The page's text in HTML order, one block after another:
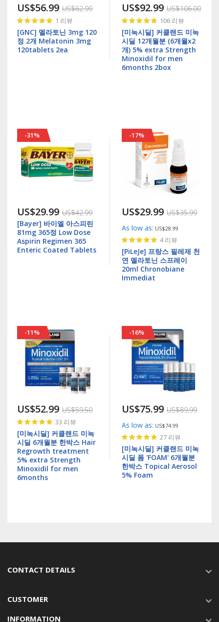
US$56.99 US$62.99
Rating:
100%
1 리뷰
[GNC] 멜라토닌 3mg 120
정 2개 Melatonin 3mg
120tablets 2ea
US$92.99 US$106.00
Rating:
99%
106 리뷰
[미녹시딜] 커클랜드 미녹
시딜 12개월분 (6개월x2
개) 5% extra Strength
Minoxidil for men
6months 2box
-31%
US$29.99 US$42.99
[Bayer] 바이엘 아스피린
81mg 365정 Low Dose
Aspirin Regimen 365
Enteric Coated Tablets
-17%
US$29.99 US$35.99
As low as US$28.99
Rating:
97%
4리뷰
[PiLeJe] 프랑스 필레제 천
연 멜라토닌 스프레이
20ml Chronobiane
Immediat
-11%
US$52.99 US$59.50
Rating:
100%
33 리뷰
[미녹시딜] 커클랜드 미녹
시딜 6개월분 한박스 Hair
Regrowth treatment
5% extra Strength
Minoxidil for men
6months
-16%
US$75.99 US$89.99
As low as US$74.99
Rating:
100%
27 리뷰
[미녹시딜] 커클랜드 미녹
시딜 폼 'FOAM' 6개월분
한박스 Topical Aerosol
5% Foam
CONTACT DETAILS
CUSTOMER
INFORMATION